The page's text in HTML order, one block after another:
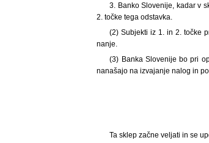
3. Banko Slovenije, kadar v
2. točke tega odstavka.
(2) Subjekti iz 1. in 2. točke
nanje.
(3) Banka Slovenije bo pri
nanašajo na izvajanje nalog in
Ta sklep začne veljati in se